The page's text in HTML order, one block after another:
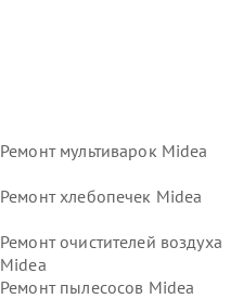
Ремонт мультиварок Midea
Ремонт хлебопечек Midea
Ремонт очистителей воздуха
Midea
Ремонт пылесосов Midea